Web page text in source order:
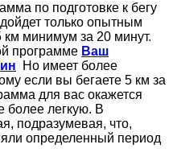
по подготовке к бегу
только опытным
км минимум за 20 минут.
программе Ваш
Но имеет более
если вы бегаете 5 км за
для вас окажется
более легкую. В
подразумевая, что,
определенный период